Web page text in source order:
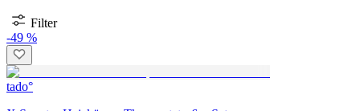
Filter
-49 %
tado°